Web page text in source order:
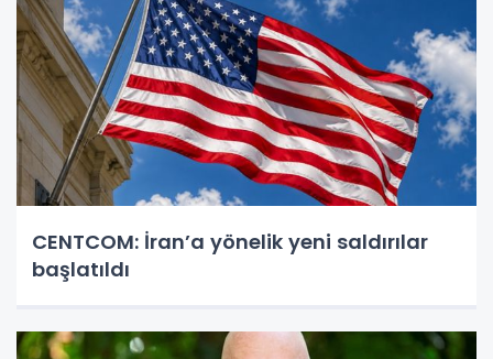
CENTCOM: İran’a yönelik yeni saldırılar
başlatıldı